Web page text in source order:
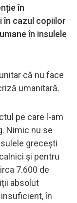
în
în cazul copiilor
în insulele
că nu face
umanitară.
pe care l-am
Nimic nu se
grecești
și pentru
7.600 de
absolut
în